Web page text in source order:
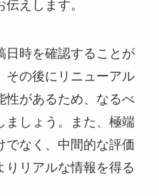
えします。
日時を確認することが
その後にリニューアル
性があるため、なるべ
ましょう。また、極端
でなく、中間的な評価
りリアルな情報を得る